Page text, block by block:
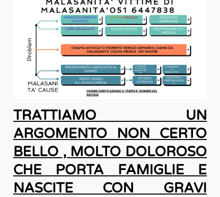
TRATTIAMO UN
ARGOMENTO NON CERTO
BELLO , MOLTO DOLOROSO
CHE PORTA FAMIGLIE E
NASCITE CON GRAVI